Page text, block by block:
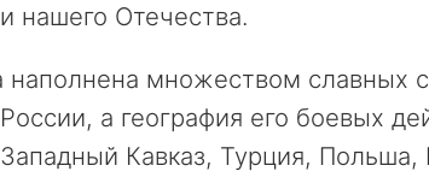
нашего Отечества.
наполнена множеством славных
а география его боевых
Кавказ, Турция,